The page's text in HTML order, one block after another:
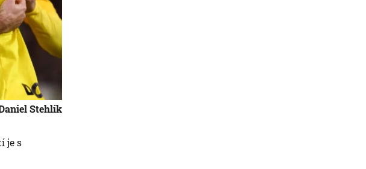
Stehlík
je s